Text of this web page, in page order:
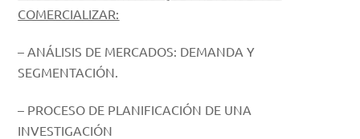
COMERCIALIZAR:
– ANÁLISIS DE MERCADOS: DEMANDA Y
SEGMENTACIÓN.
– PROCESO DE PLANIFICACIÓN DE UNA
INVESTIGACIÓN